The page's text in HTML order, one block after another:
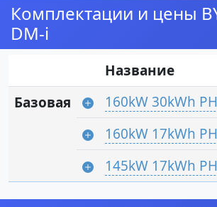
Комплектации и цены
DM-i
Название
Базовая
160kW 30kWh
160kW 17kWh
145kW 17kWh